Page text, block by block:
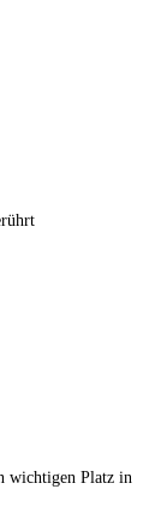
wichtigen Platz in